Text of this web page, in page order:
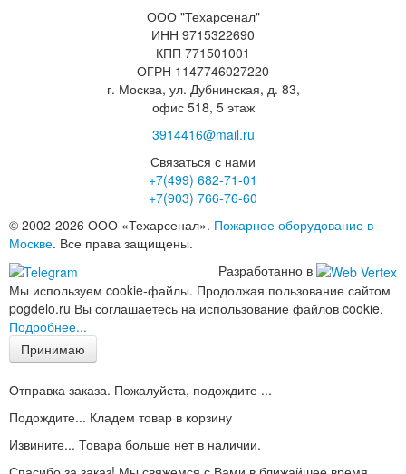
ООО "Техарсенал"
ИНН 9715322690
КПП 771501001
ОГРН 1147746027220
г. Москва, ул. Дубнинская, д. 83,
офис 518, 5 этаж
3914416@mail.ru
Связаться с нами
+7(499) 682-71-01
+7(903) 766-76-60
© 2002-2026 ООО «Техарсенал». Пожарное оборудование в
Москве. Все права защищены.
Разработанно в
Мы используем cookie-файлы. Продолжая пользование сайтом
pogdelo.ru Вы соглашаетесь на использование файлов cookie.
Подробнее...
Принимаю
Отправка заказа. Пожалуйста, подождите ...
Подождите... Кладем товар в корзину
Извините... Товара больше нет в наличии.